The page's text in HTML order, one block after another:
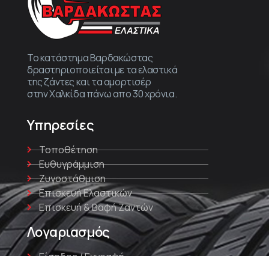
Το κατάστημα Βαρδακώστας
δραστηριοποιείται με τα ελαστικά
της ζάντες και τα αμορτισέρ
στην Χαλκίδα πάνω απο 30 χρόνια.
Υπηρεσίες
Τοποθέτηση
Ευθυγράμμιση
Ζυγοστάθμιση
Επισκευή Ελαστικών
Επισκευή & Βαφή Ζαντών
Λογαριασμός